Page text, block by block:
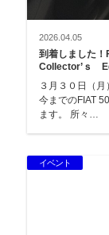
2026.04.05
到着しました
Collector’ｓ
３月３０日（
今までのFIAT
ます。 所々…
イベント